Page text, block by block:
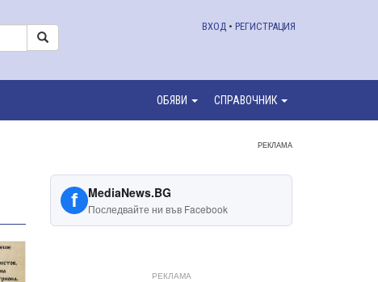
ВХОД • РЕГИСТРАЦИЯ
ОБЯВИ СПРАВОЧНИК
РЕКЛАМА
f MediaNews.BG
Последвайте ни във Facebook
РЕКЛАМА